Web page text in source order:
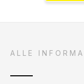
ALLE